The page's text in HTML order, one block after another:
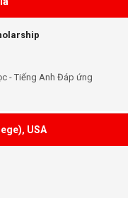
- Tiếng Anh Đáp ứng
USA